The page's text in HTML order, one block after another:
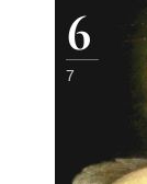
6
7